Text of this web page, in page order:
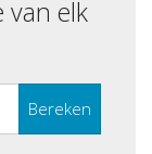
van elk
Bereken